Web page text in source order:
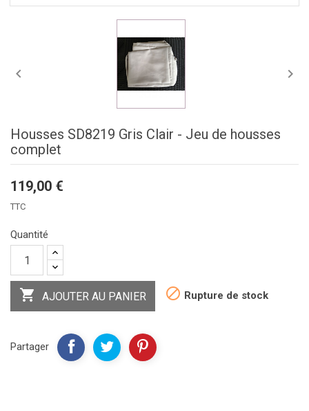
 
Housses SD8219 Gris Clair - Jeu de housses
complet
119,00 €
TTC
Quantité
 AJOUTER AU PANIER  Rupture de stock
Partager